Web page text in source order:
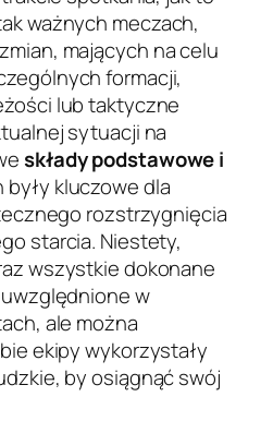
ważnych meczach,
mających na celu
formacji,
lub taktyczne
sytuacji na
składy podstawowe i
kluczowe dla
rozstrzygnięcia
starcia. Niestety,
wszystkie dokonane
w
ale można
ekipy wykorzystały
by osiągnąć swój